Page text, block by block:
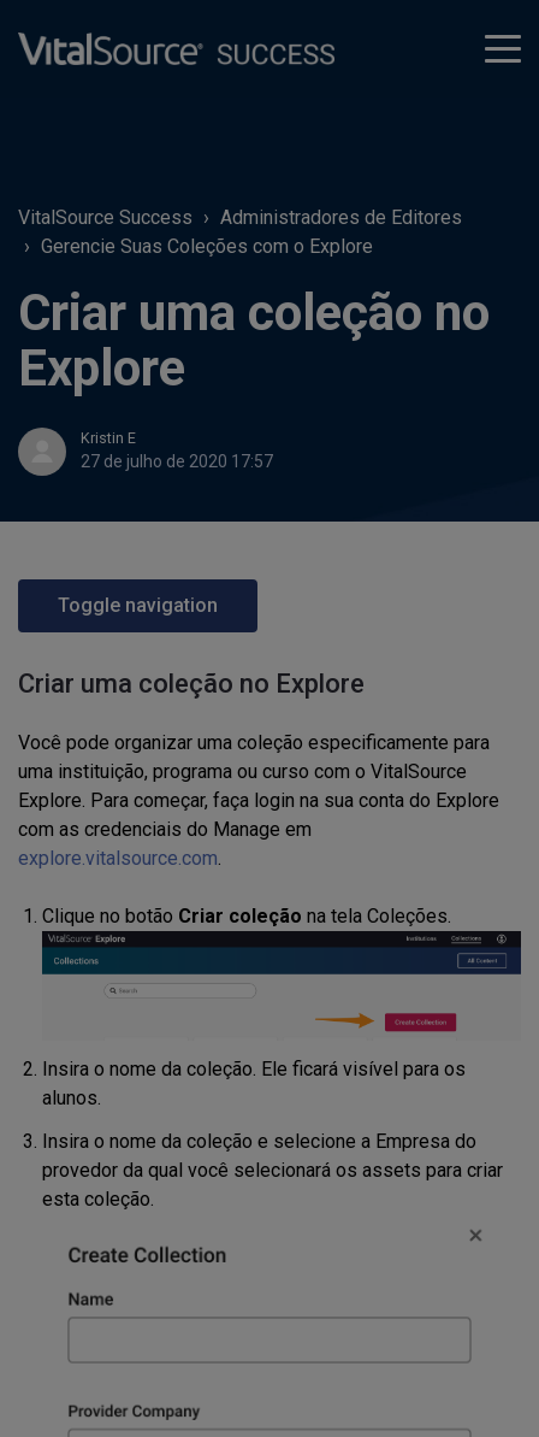
VitalSource Success
Administradores de Editores
Gerencie Suas Coleções com o Explore
Criar uma coleção no
Explore
Kristin E
27 de julho de 2020 17:57
Toggle navigation
Criar uma coleção no Explore
Você pode organizar uma coleção especificamente para
uma instituição, programa ou curso com o VitalSource
Explore. Para começar, faça login na sua conta do Explore
com as credenciais do Manage em
explore.vitalsource.com.
Clique no botão Criar coleção na tela Coleções.
Insira o nome da coleção. Ele ficará visível para os
alunos.
Insira o nome da coleção e selecione a Empresa do
provedor da qual você selecionará os assets para criar
esta coleção.